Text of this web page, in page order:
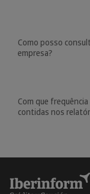
Como posso
empresa?
Com que
contidas nos